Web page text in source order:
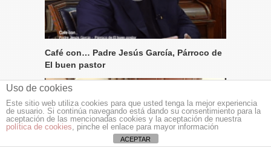
Café con… Padre Jesús García, Párroco de
El buen pastor
Uso de cookies
Este sitio web utiliza cookies para que usted tenga la mejor experiencia
de usuario. Si continúa navegando está dando su consentimiento para la
aceptación de las mencionadas cookies y la aceptación de nuestra
política de cookies, pinche el enlace para mayor información
ACEPTAR